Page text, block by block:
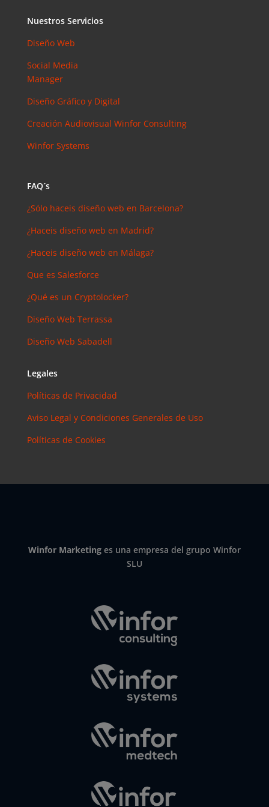
Las claves
cuánto y
cómo
invertir en
social
ericen
invertir en
para saber
cuánto y
invertir en
social
Eliasen
¿Debería
invertir en
Instagram?
para saber
cómo
esta red
social
Nuestros Servicios
Diseño Web
Social Media
Manager
Diseño Gráfico y Digital
Creación Audiovisual Winfor Consulting
Winfor Systems
FAQ´s
¿Sólo haceis diseño web en Barcelona?
¿Haceis diseño web en Madrid?
¿Haceis diseño web en Málaga?
Que es Salesforce
¿Qué es un Cryptolocker?
Diseño Web Terrassa
Diseño Web Sabadell
Legales
Políticas de Privacidad
Aviso Legal y Condiciones Generales de Uso
Políticas de Cookies
Winfor Marketinges una empresa del grupo Winfor
SLU